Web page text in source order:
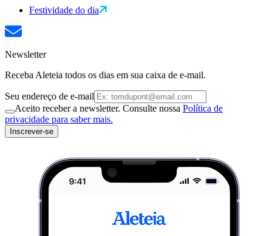
Festividade do dia
Newsletter
Receba Aleteia todos os dias em sua caixa de e-mail.
Seu endereço de e-mail
Aceito receber a newsletter. Consulte nossa Política de
privacidade para saber mais.
Inscrever-se